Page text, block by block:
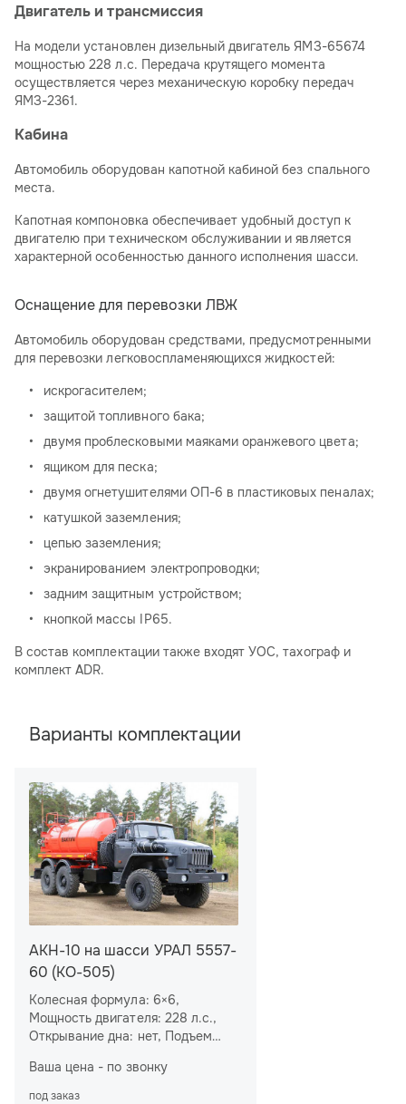
Двигатель и трансмиссия
На модели установлен дизельный двигатель ЯМЗ-65674
мощностью 228 л.с. Передача крутящего момента
осуществляется через механическую коробку передач
ЯМЗ-2361.
Кабина
Автомобиль оборудован капотной кабиной без спального
места.
Капотная компоновка обеспечивает удобный доступ к
двигателю при техническом обслуживании и является
характерной особенностью данного исполнения шасси.
Оснащение для перевозки ЛВЖ
Автомобиль оборудован средствами, предусмотренными
для перевозки легковоспламеняющихся жидкостей:
искрогасителем;
защитой топливного бака;
двумя проблесковыми маяками оранжевого цвета;
ящиком для песка;
двумя огнетушителями ОП-6 в пластиковых пеналах;
катушкой заземления;
цепью заземления;
экранированием электропроводки;
задним защитным устройством;
кнопкой массы IP65.
В состав комплектации также входят УОС, тахограф и
комплект ADR.
Варианты комплектации
АКН-10 на шасси УРАЛ 5557-
60 (КО-505)
Колесная формула: 6×6,
Мощность двигателя: 228 л.с.,
Открывание дна: нет, Подъем
Ваша цена - по звонку
под заказ